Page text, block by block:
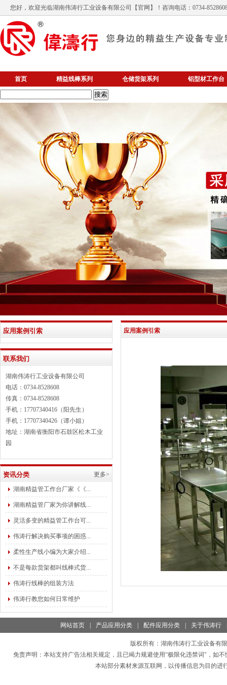
您好，欢迎光临湖南伟涛行工业设备有限公司 【官网】！咨询电话：0734-
首页 精益线棒系列 仓储货架系列 铝型材工作台
应用案例引索
联系我们
湖南伟涛行工业设备有限公司
电话：0734-8528608
传真：0734-8528608
手机：17707340416（阳先生）
手机：17707340426（谭小姐）
地址：湖南省衡阳市石鼓区松木工业
园
资讯分类 更多>
湖南精益管工作台厂家《《...
湖南精益管厂家为你讲解线...
灵活多变的精益管工作台可...
伟涛行解决购买事项的困惑...
柔性生产线小编为大家介绍...
不是每款货架都叫线棒式货...
伟涛行线棒的组装方法
伟涛行教您如何日常维护
应用案例引索
网站首页 产品应用分类 配件应用分类 关于伟涛行
版权所有： 湖南伟涛行工业设备有
免责声明：本站支持广告法相关规定，且已竭力规避使用“极限化违禁词"，如
本站部分素材来源互联网，以传播信息为目的